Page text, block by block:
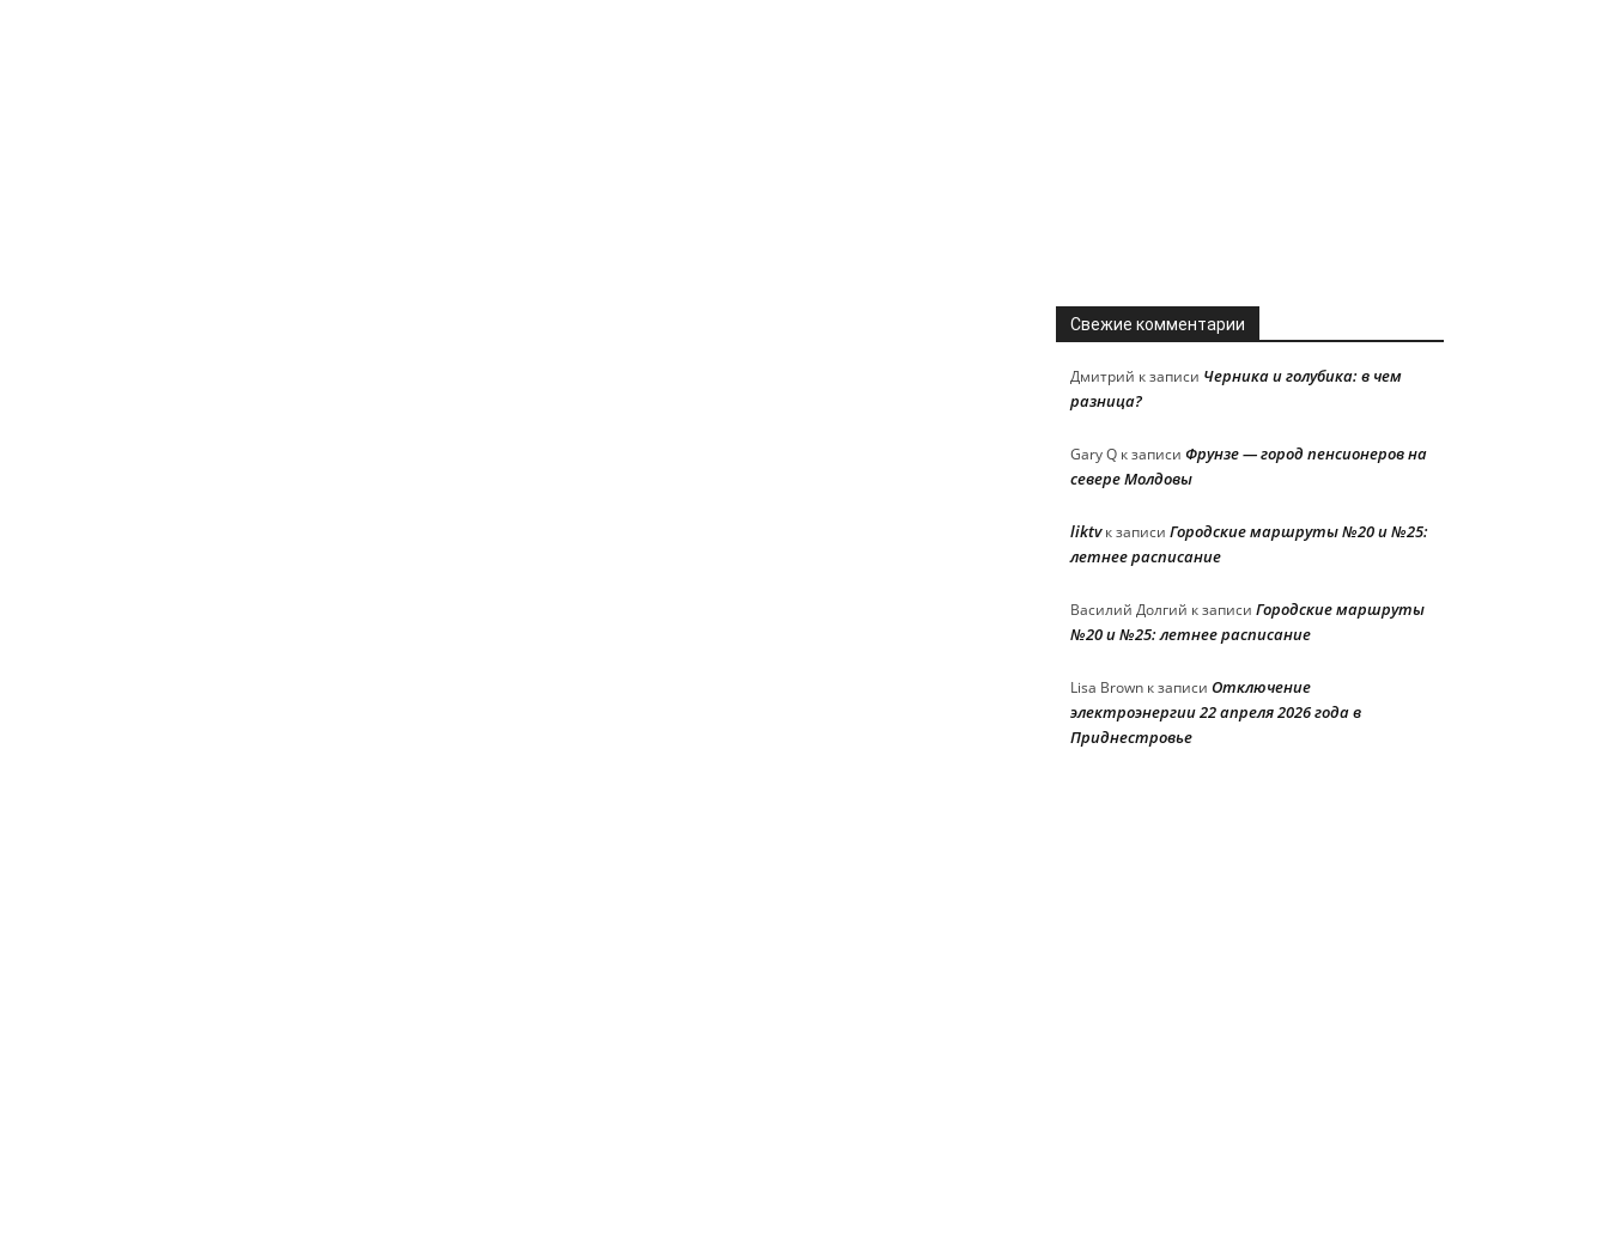
Свежие комментарии
Дмитрий к записи Черника и голубика: в чем
разница?
Gary Q к записи Фрунзе — город пенсионеров на
севере Молдовы
liktvк записи Городские маршруты №20 и №25:
летнее расписание
Василий Долгий к записи Городские маршруты
№20 и №25: летнее расписание
Lisa Brown к записи Отключение
электроэнергии 22 апреля 2026 года в
Приднестровье